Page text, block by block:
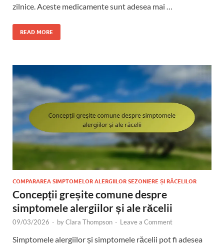
zilnice. Aceste medicamente sunt adesea mai …
READ MORE
COMPARAREA SIMPTOMELOR ALERGIILOR SEZONIERE ȘI RĂCELILOR
Concepții greșite comune despre
simptomele alergiilor și ale răcelii
09/03/2026 - byClara Thompson - Leave a Comment
Simptomele alergiilor și simptomele răcelii pot fi adesea